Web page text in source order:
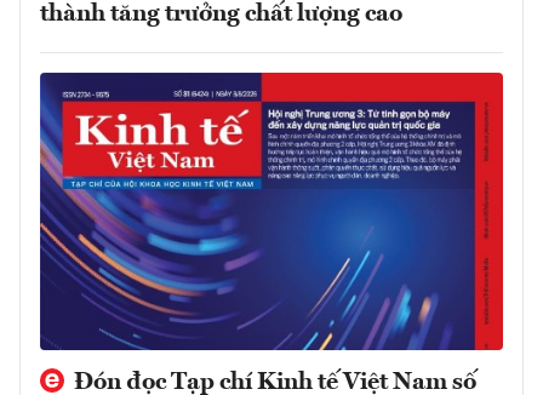
thành tăng trưởng chất lượng cao
Đón đọc Tạp chí Kinh tế Việt Nam số